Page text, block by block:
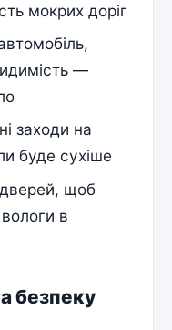
мокрих доріг
—
заходи на
буде сухіше
дверей, щоб
в
безпеку